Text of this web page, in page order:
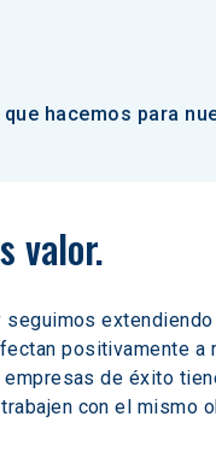
hacemos para
valor.
positivamente a
de éxito
con el mismo